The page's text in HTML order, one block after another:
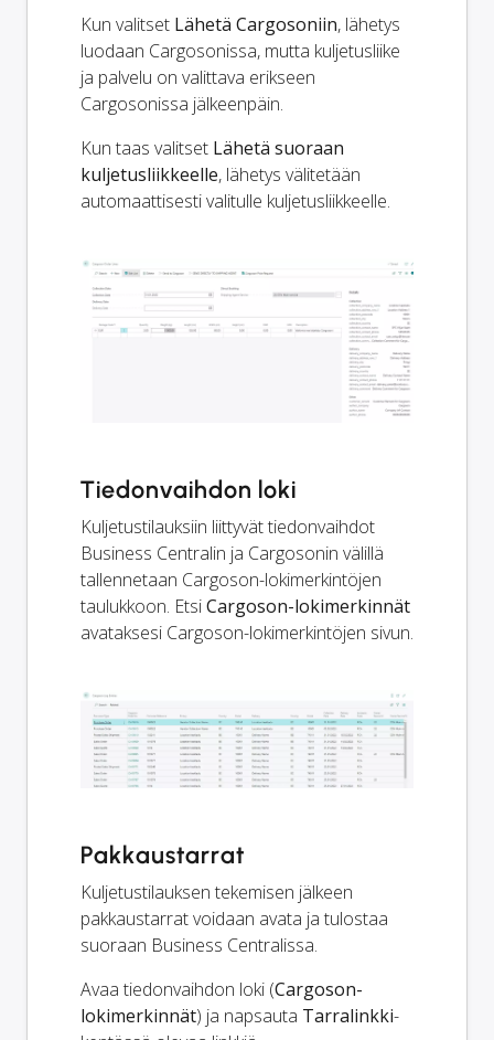
Kun valitset Lähetä Cargosoniin, lähetys
luodaan Cargosonissa, mutta kuljetusliike
ja palvelu on valittava erikseen
Cargosonissa jälkeenpäin.
Kun taas valitset Lähetä suoraan
kuljetusliikkeelle, lähetys välitetään
automaattisesti valitulle kuljetusliikkeelle.
Tiedonvaihdon loki
Kuljetustilauksiin liittyvät tiedonvaihdot
Business Centralin ja Cargosonin välillä
tallennetaan Cargoson-lokimerkintöjen
taulukkoon. EtsiCargoson-lokimerkinnät
avataksesi Cargoson-lokimerkintöjen sivun.
Pakkaustarrat
Kuljetustilauksen tekemisen jälkeen
pakkaustarrat voidaan avata ja tulostaa
suoraan Business Centralissa.
Avaa tiedonvaihdon loki (Cargoson-
lokimerkinnät) ja napsauta Tarralinkki-